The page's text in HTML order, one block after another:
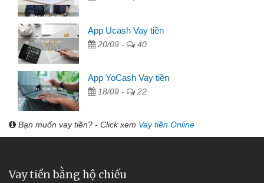
App Ucash Vay tiền
20/09 - 40
App YoCash Vay tiền
18/09 - 22
Bạn muốn vay tiền? - Click xem Vay tiền Online
Vay tiền bằng hộ chiếu